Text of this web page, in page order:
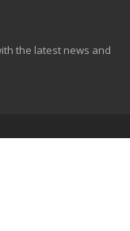
the latest news and